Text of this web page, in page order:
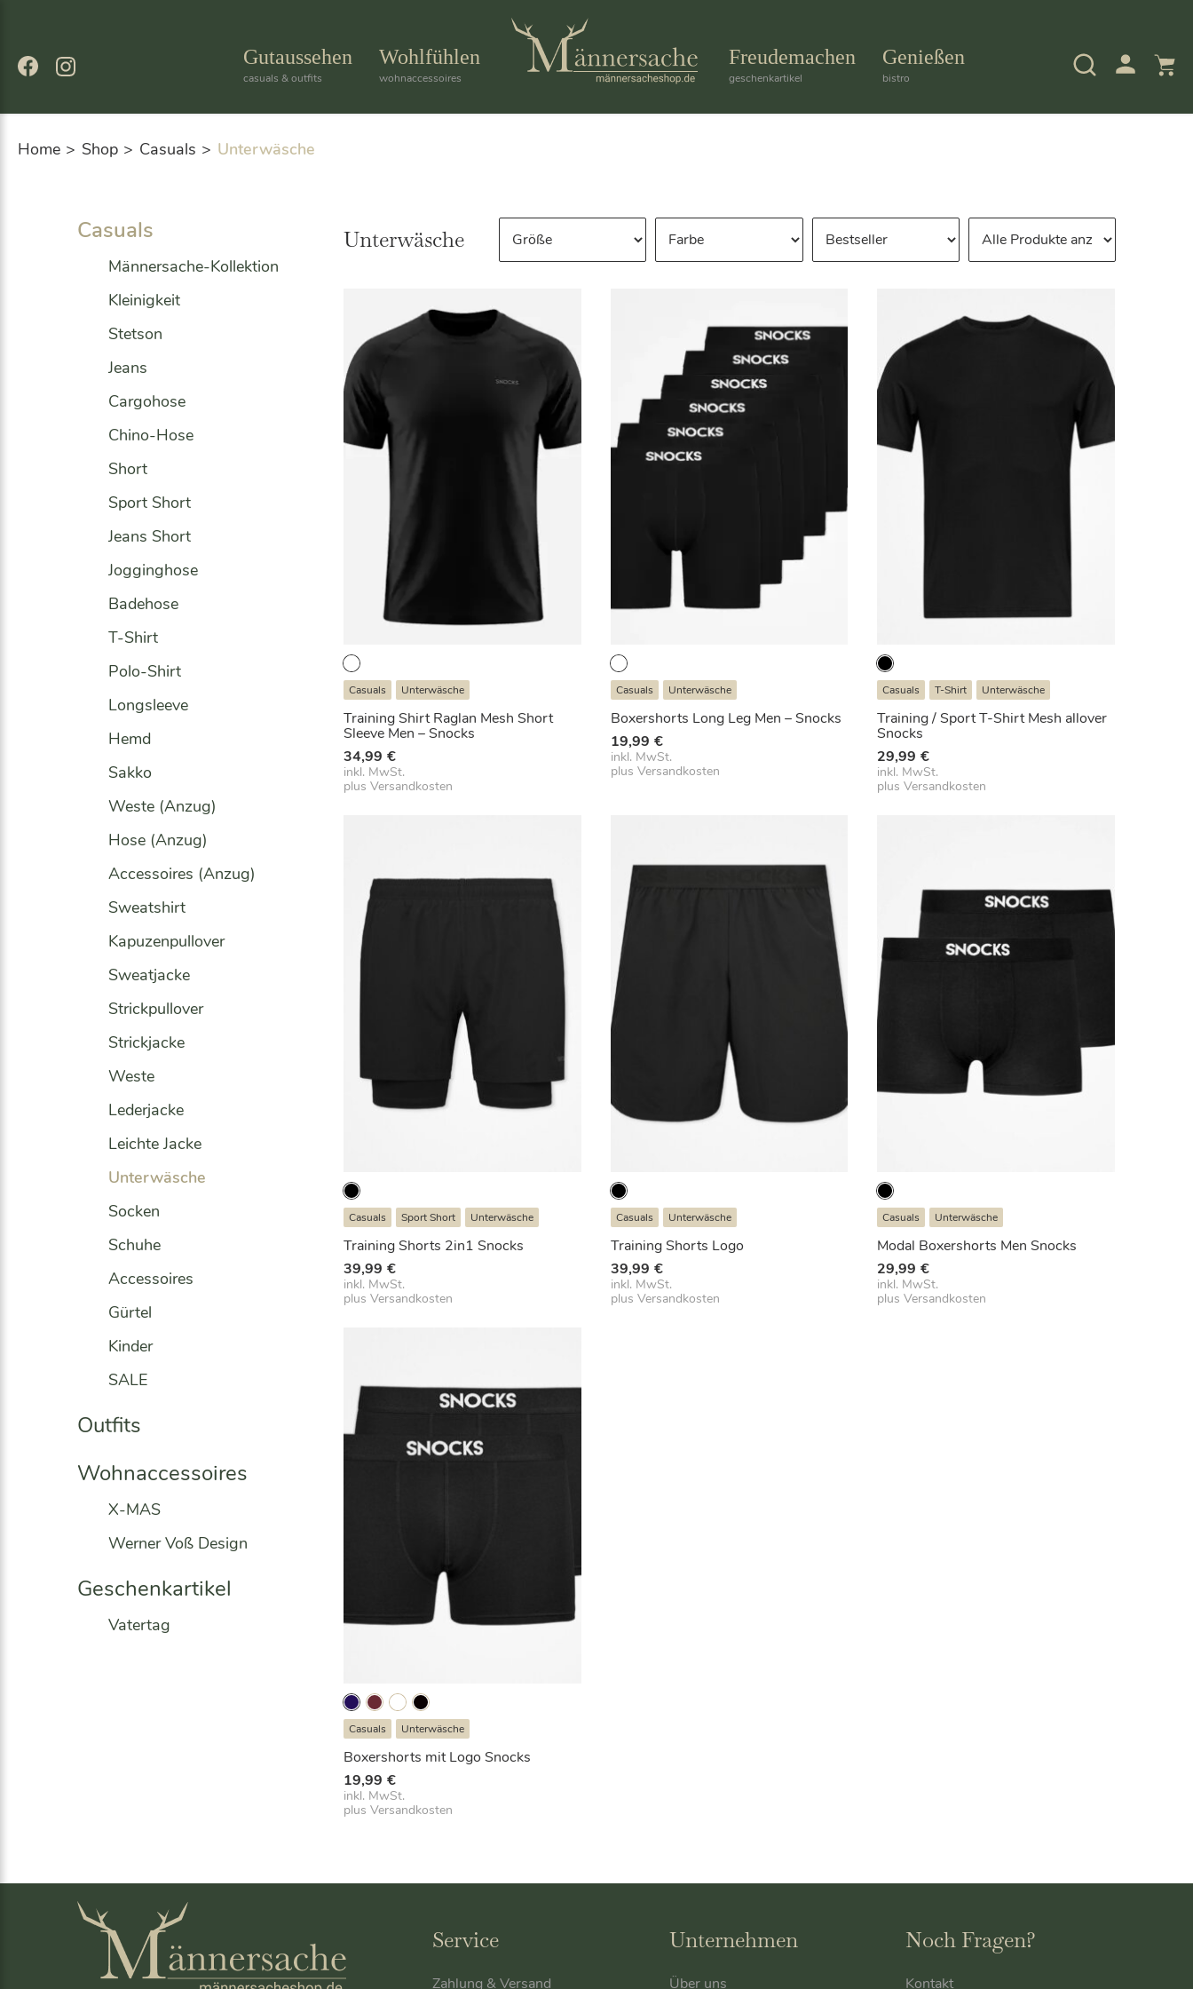
Gutaussehen
casuals & outfits
Wohlfühlen
wohnaccessoires
Freudemachen
geschenkartikel
Genießen
bistro
Home Shop Casuals Unterwäsche
Casuals
Männersache-Kollektion
Kleinigkeit
Stetson
Jeans
Cargohose
Chino-Hose
Short
Sport Short
Jeans Short
Jogginghose
Badehose
T-Shirt
Polo-Shirt
Longsleeve
Hemd
Sakko
Weste (Anzug)
Hose (Anzug)
Accessoires (Anzug)
Sweatshirt
Kapuzenpullover
Sweatjacke
Strickpullover
Strickjacke
Weste
Lederjacke
Leichte Jacke
Unterwäsche
Socken
Schuhe
Accessoires
Gürtel
Kinder
SALE
Outfits
Wohnaccessoires
X-MAS
Werner Voß Design
Geschenkartikel
Vatertag
Unterwäsche
Casuals Unterwäsche
Training Shirt Raglan Mesh Short
Sleeve Men – Snocks
34,99 €
inkl. MwSt.
plus Versandkosten
Casuals Unterwäsche
Boxershorts Long Leg Men – Snocks
19,99 €
inkl. MwSt.
plus Versandkosten
Casuals T-Shirt Unterwäsche
Training / Sport T-Shirt Mesh allover
Snocks
29,99 €
inkl. MwSt.
plusVersandkosten
Casuals Sport Short Unterwäsche
Training Shorts 2in1 Snocks
39,99 €
inkl. MwSt.
plus Versandkosten
Casuals Unterwäsche
Training Shorts Logo
39,99 €
inkl. MwSt.
plus Versandkosten
Casuals Unterwäsche
Modal Boxershorts Men Snocks
29,99 €
inkl. MwSt.
plusVersandkosten
Casuals Unterwäsche
Boxershorts mit Logo Snocks
19,99 €
inkl. MwSt.
plus Versandkosten
Service
Zahlung & Versand
Unternehmen
Über uns
Noch Fragen?
Kontakt